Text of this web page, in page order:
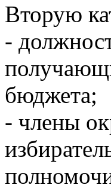
Вторую
-
бюджета;
- члены